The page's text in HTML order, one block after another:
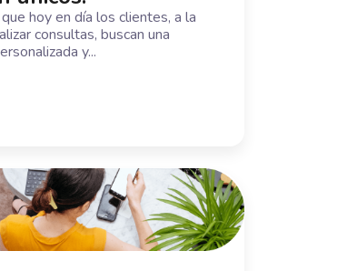
hoy en día los clientes, a la
consultas, buscan una
y...